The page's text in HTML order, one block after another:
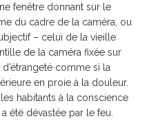
fenêtre donnant sur le
du cadre de la caméra, ou
– celui de la vieille
de la caméra fixée sur
comme si la
en proie à la douleur.
habitants à la conscience
été dévastée par le feu.